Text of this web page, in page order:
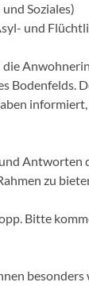
Soziales)
und
Bodenfelds.
Antworten
zu
Bitte
besonders